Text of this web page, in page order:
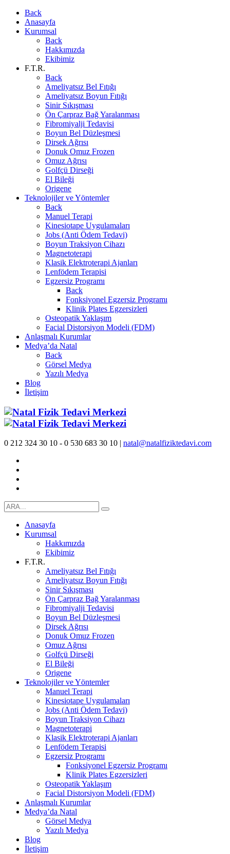
Back
Anasayfa
Kurumsal
Back
Hakkımızda
Ekibimiz
F.T.R.
Back
Ameliyatsız Bel Fıtığı
Ameliyatsız Boyun Fıtığı
Sinir Sıkışması
Ön Çarpraz Bağ Yaralanması
Fibromiyalji Tedavisi
Boyun Bel Düzleşmesi
Dirsek Ağrısı
Donuk Omuz Frozen
Omuz Ağrısı
Golfçü Dirseği
El Bileği
Origene
Teknolojiler ve Yöntemler
Back
Manuel Terapi
Kinesiotape Uygulamaları
Jobs (Anti Ödem Tedavi)
Boyun Traksiyon Cihazı
Magnetoterapi
Klasik Elektroterapi Ajanları
Lenfödem Terapisi
Egzersiz Programı
Back
Fonksiyonel Egzersiz Programı
Klinik Plates Egzersizleri
Osteopatik Yaklaşım
Facial Distorsiyon Modeli (FDM)
Anlaşmalı Kurumlar
Medya’da Natal
Back
Görsel Medya
Yazılı Medya
Blog
İletişim
0 212 324 30 10 - 0 530 683 30 10 | natal@natalfiziktedavi.com
Anasayfa
Kurumsal
Hakkımızda
Ekibimiz
F.T.R.
Ameliyatsız Bel Fıtığı
Ameliyatsız Boyun Fıtığı
Sinir Sıkışması
Ön Çarpraz Bağ Yaralanması
Fibromiyalji Tedavisi
Boyun Bel Düzleşmesi
Dirsek Ağrısı
Donuk Omuz Frozen
Omuz Ağrısı
Golfçü Dirseği
El Bileği
Origene
Teknolojiler ve Yöntemler
Manuel Terapi
Kinesiotape Uygulamaları
Jobs (Anti Ödem Tedavi)
Boyun Traksiyon Cihazı
Magnetoterapi
Klasik Elektroterapi Ajanları
Lenfödem Terapisi
Egzersiz Programı
Fonksiyonel Egzersiz Programı
Klinik Plates Egzersizleri
Osteopatik Yaklaşım
Facial Distorsiyon Modeli (FDM)
Anlaşmalı Kurumlar
Medya’da Natal
Görsel Medya
Yazılı Medya
Blog
İletişim